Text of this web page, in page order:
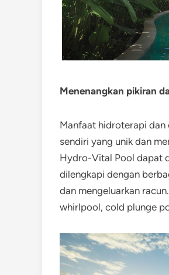
Menenangkan pikiran
Manfaat hidroterapi dan
sendiri yang unik dan
Hydro-Vital Pool dapat
dilengkapi dengan
dan mengeluarkan
whirlpool, cold plunge